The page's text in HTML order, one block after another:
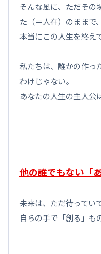
そんな風に、ただその
た（＝人在）のままで、
本当にこの人生を終え
私たちは、誰かの作っ
わけじゃない。
あなたの人生の主人公は
他の誰でもない「
未来は、ただ待ってい
自らの手で「創る」も